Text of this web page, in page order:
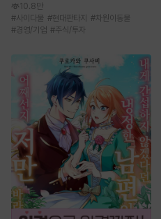
10.8만
#사이다물 #현대판타지 #차원이동물
#경영/기업 #주식/투자